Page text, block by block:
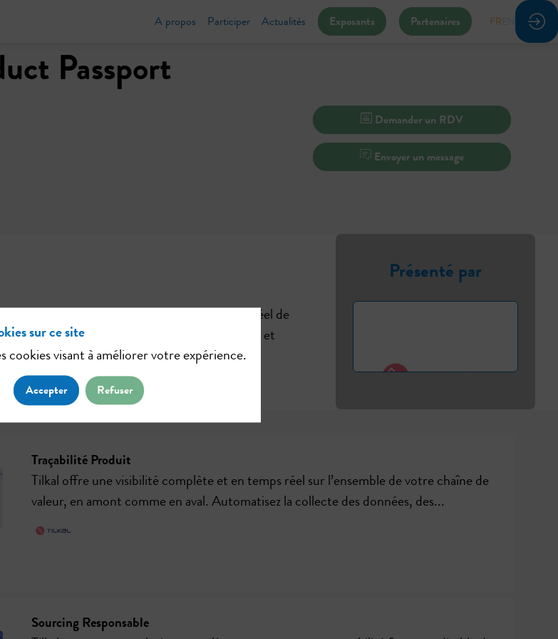
A propos Participer Actualités Exposants Partenaires FR
Demander un RDV
Envoyer un message
Passport
produits : collecte automatisée et en temps réel de
simplifiée, évaluation des risques renforcée et
Présenté par
Traçabilité Produit
Tilkal offre une visibilité complète et en temps réel sur l’ensemble de votre chaîne de
valeur, en amont comme en aval. Automatisez la collecte des données, des...
Sourcing Responsable
sur ce site
cookies visant à améliorer votre expérience.
Accepter Refuser